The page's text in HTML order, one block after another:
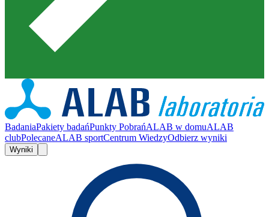
BadaniaPakiety badańPunkty PobrańALAB w domuALAB
clubPolecaneALAB sportCentrum WiedzyOdbierz wyniki
Wyniki